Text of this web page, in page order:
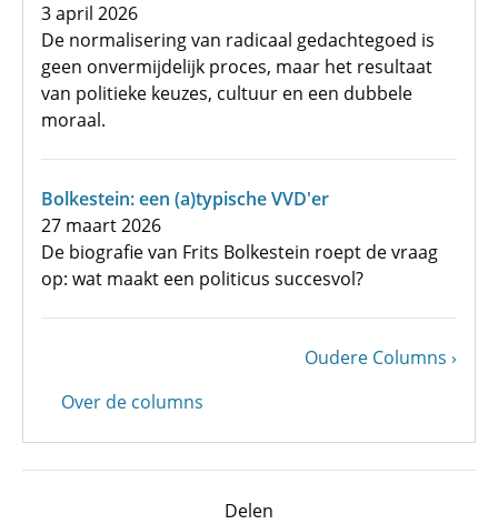
3 april 2026
De normalisering van radicaal gedachtegoed is
geen onvermijdelijk proces, maar het resultaat
van politieke keuzes, cultuur en een dubbele
moraal.
Bolkestein: een (a)typische VVD'er
27 maart 2026
De biografie van Frits Bolkestein roept de vraag
op: wat maakt een politicus succesvol?
Volgende
Oudere Columns
Over de columns
Delen